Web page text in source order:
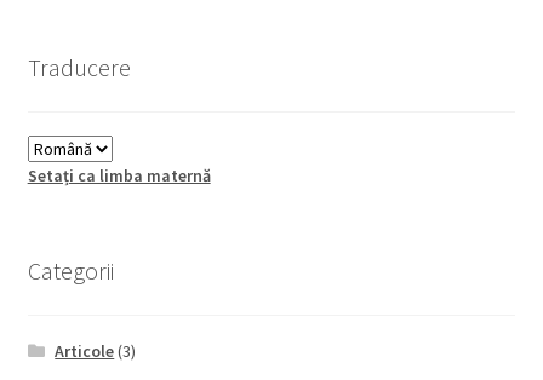
Traducere
Setați ca limba maternă
Categorii
Articole(3)